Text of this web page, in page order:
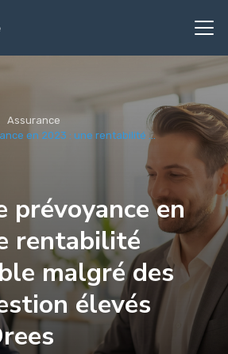
Assurance
en 2023 : une rentabilité ...
prévoyance en
rentabilité
malgré des
élevés